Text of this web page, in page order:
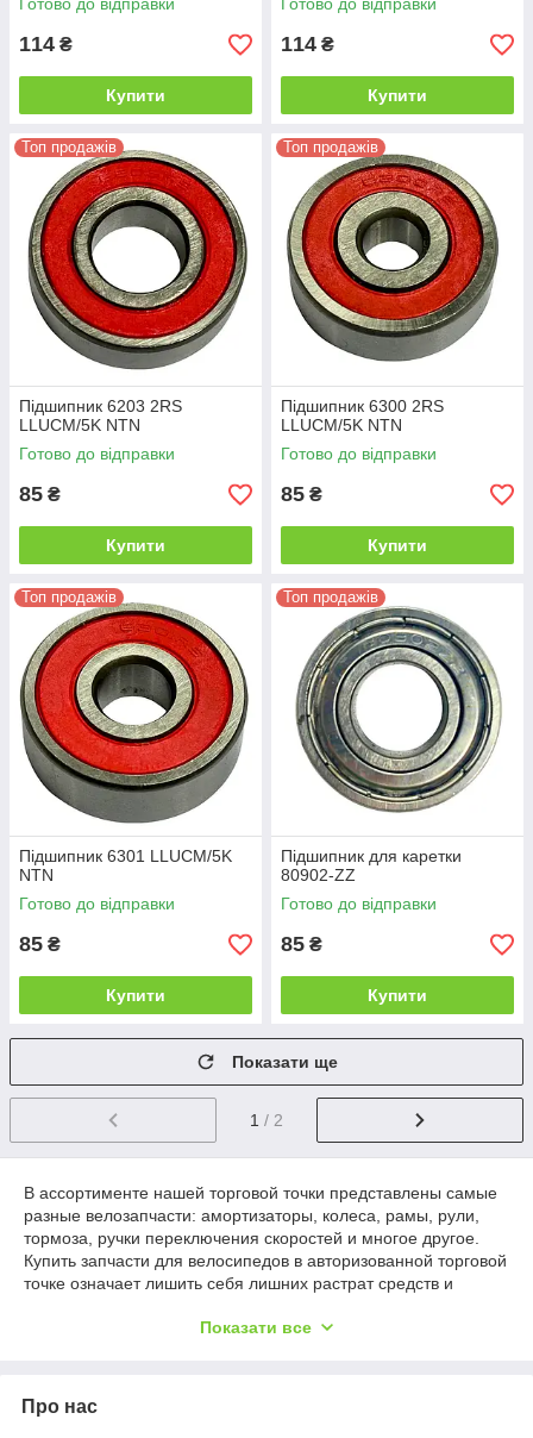
114 ₴
Купити
114 ₴
Купити
Топ продажів
Підшипник 6203 2RS
LLUCM/5K NTN
Готово до відправки
85 ₴
Купити
Топ продажів
Підшипник 6300 2RS
LLUCM/5K NTN
Готово до відправки
85 ₴
Купити
Топ продажів
Підшипник 6301 LLUCM/5K
NTN
Готово до відправки
85 ₴
Купити
Топ продажів
Підшипник для каретки
80902-ZZ
Готово до відправки
85 ₴
Купити
Показати ще
1 / 2
В ассортименте нашей торговой точки представлены самые
разные велозапчасти: амортизаторы, колеса, рамы, рули,
тормоза, ручки переключения скоростей и многое другое.
Купить запчасти для велосипедов в авторизованной торговой
точке означает лишить себя лишних растрат средств и
велозапчасти оптом и в розницу Катание на велосипеде
позволяет экономить существенные средства. Но железный
конь, как и любая другая техника, требует планового
Показати все
Про нас